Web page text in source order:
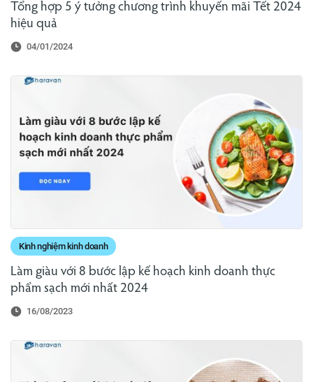
Tổng hợp 5 ý tưởng chương trình khuyến mãi Tết 2024
hiệu quả
04/01/2024
Kinh nghiệm kinh doanh
Làm giàu với 8 bước lập kế hoạch kinh doanh thực
phẩm sạch mới nhất 2024
16/08/2023